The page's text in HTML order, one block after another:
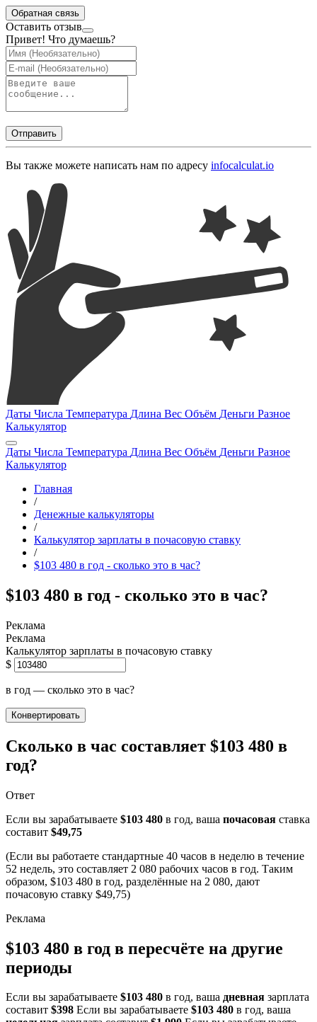
Обратная связь
Оставить отзыв
Привет! Что думаешь?
Отправить
Вы также можете написать нам по адресу infocalculat.io
Даты Числа Температура Длина Вес Объём Деньги Разное
Калькулятор
Даты Числа Температура Длина Вес Объём Деньги Разное
Калькулятор
Главная
/
Денежные калькуляторы
/
Калькулятор зарплаты в почасовую ставку
/
$103 480 в год - сколько это в час?
$103 480 в год - сколько это в час?
Калькулятор зарплаты в почасовую ставку
$
в год — сколько это в час?
Конвертировать
Сколько в час составляет $103 480 в
год?
Ответ
Если вы зарабатываете $103 480 в год, ваша почасовая ставка
составит $49,75
(Если вы работаете стандартные 40 часов в неделю в течение
52 недель, это составляет 2 080 рабочих часов в год. Таким
образом, $103 480 в год, разделённые на 2 080, дают
почасовую ставку $49,75)
$103 480 в год в пересчёте на другие
периоды
Если вы зарабатываете $103 480 в год, ваша дневная зарплата
составит $398 Если вы зарабатываете $103 480 в год, ваша